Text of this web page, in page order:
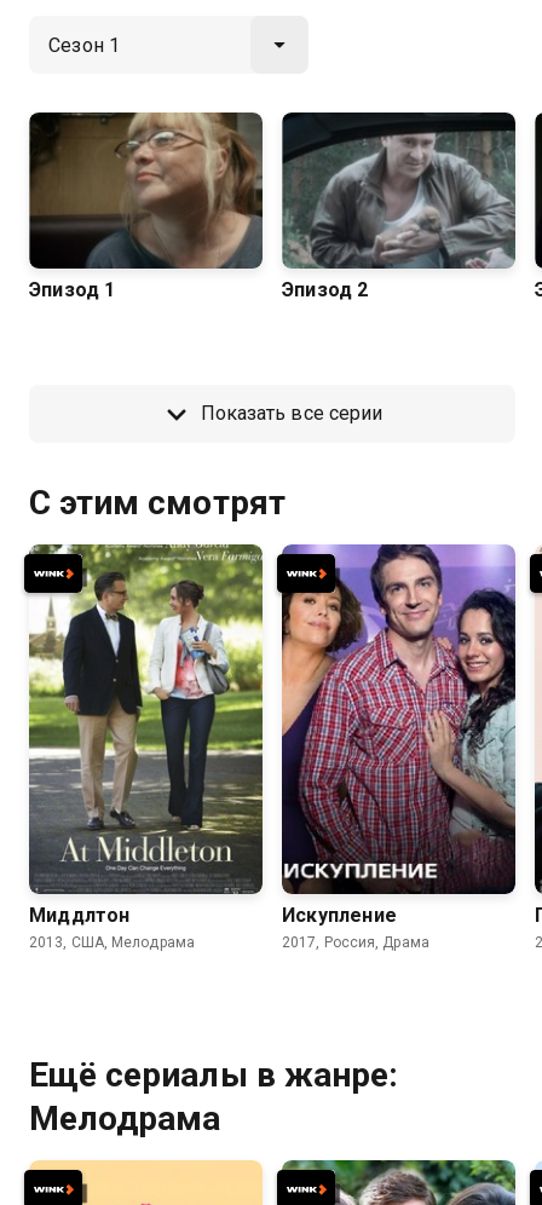
Эпизод 1 Эпизод 2
Показать все серии
С этим смотрят
6.8 6.5
Миддлтон
2013, США, Мелодрама
6.2
Искупление
2017, Россия, Драма
Ещё сериалы в жанре:
Мелодрама